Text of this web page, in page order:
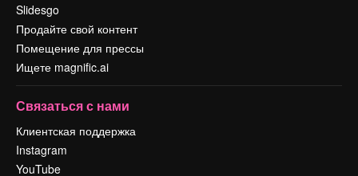
Slidesgo
Продайте свой контент
Помещение для прессы
Ищете magnific.ai
Связаться с нами
Клиентская поддержка
Instagram
YouTube